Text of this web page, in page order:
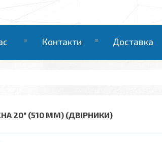
Контакти Доставка
20" (510 ММ) (ДВІРНИКИ)